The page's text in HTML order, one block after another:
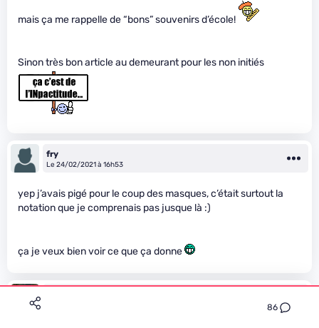
86
mais ça me rappelle de “bons” souvenirs d’école!
Sinon très bon article au demeurant pour les non initiés
fry
Le 24/02/2021 à 16h53
yep j’avais pigé pour le coup des masques, c’était surtout la
notation que je comprenais pas jusque là :)
ça je veux bien voir ce que ça donne